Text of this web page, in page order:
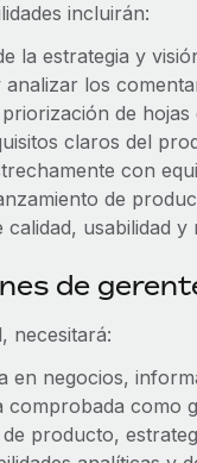
incluirán:
la estrategia y
analizar los
de
claros del
con
de
calidad, usabilidad
de
necesitará:
en negocios,
comprobada como
producto,